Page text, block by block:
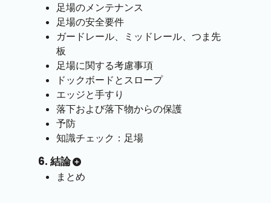
足場のメンテナンス
足場の安全要件
ガードレール、ミッドレール、つま先
板
足場に関する考慮事項
ドックボードとスロープ
エッジと手すり
落下および落下物からの保護
予防
知識チェック：足場
6. 結論
まとめ